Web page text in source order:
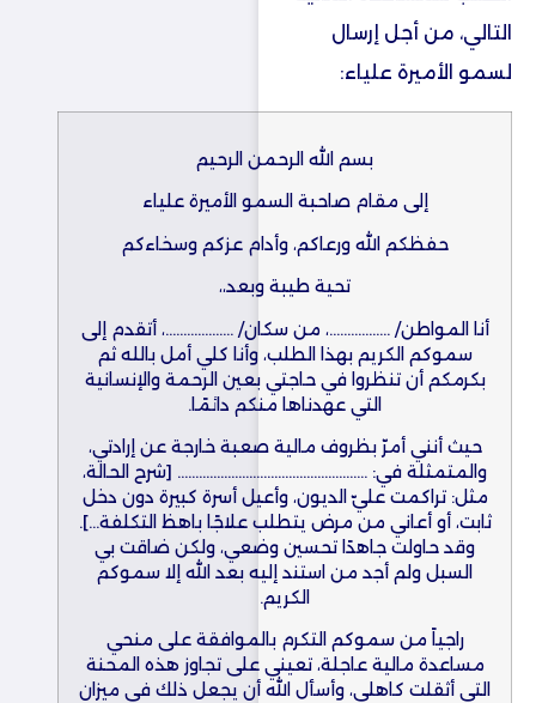
التالي، من أجل إرسال
لسمو الأميرة علياء:
بسم الله الرحمن الرحيم
إلى مقام صاحبة السمو الأميرة علياء
حفظكم الله ورعاكم، وأدام عزكم وسخاءكم
تحية طيبة وبعد،،
أنا المواطن/ ……………..، من سكان/ ……………….، أتقدم إلى
سموكم الكريم بهذا الطلب، وأنا كلي أمل بالله ثم
بكرمكم أن تنظروا في حاجتي بعين الرحمة والإنسانية
التي عهدناها منكم دائمًا.
حيث أنني أمرّ بظروف مالية صعبة خارجة عن إرادتي،
والمتمثلة في: …………………………………………….. [شرح الحالة،
مثل: تراكمت عليّ الديون، وأعيل أسرة كبيرة دون دخل
ثابت، أو أعاني من مرض يتطلب علاجًا باهظ التكلفة…].
وقد حاولت جاهدًا تحسين وضعي، ولكن ضاقت بي
السبل ولم أجد من استند إليه بعد الله إلا سموكم
الكريم.
راجياً من سموكم التكرم بالموافقة على منحي
مساعدة مالية عاجلة، تعيني على تجاوز هذه المحنة
التي أثقلت كاهلي، وأسأل الله أن يجعل ذلك في ميزان